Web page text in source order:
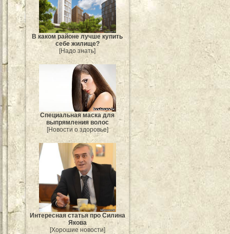
В каком районе лучше купить
себе жилище?
[Надо знать]
Специальная маска для
выпрямления волос
[Новости о здоровье]
Интересная статья про Силина
Якова
[Хорошие новости]